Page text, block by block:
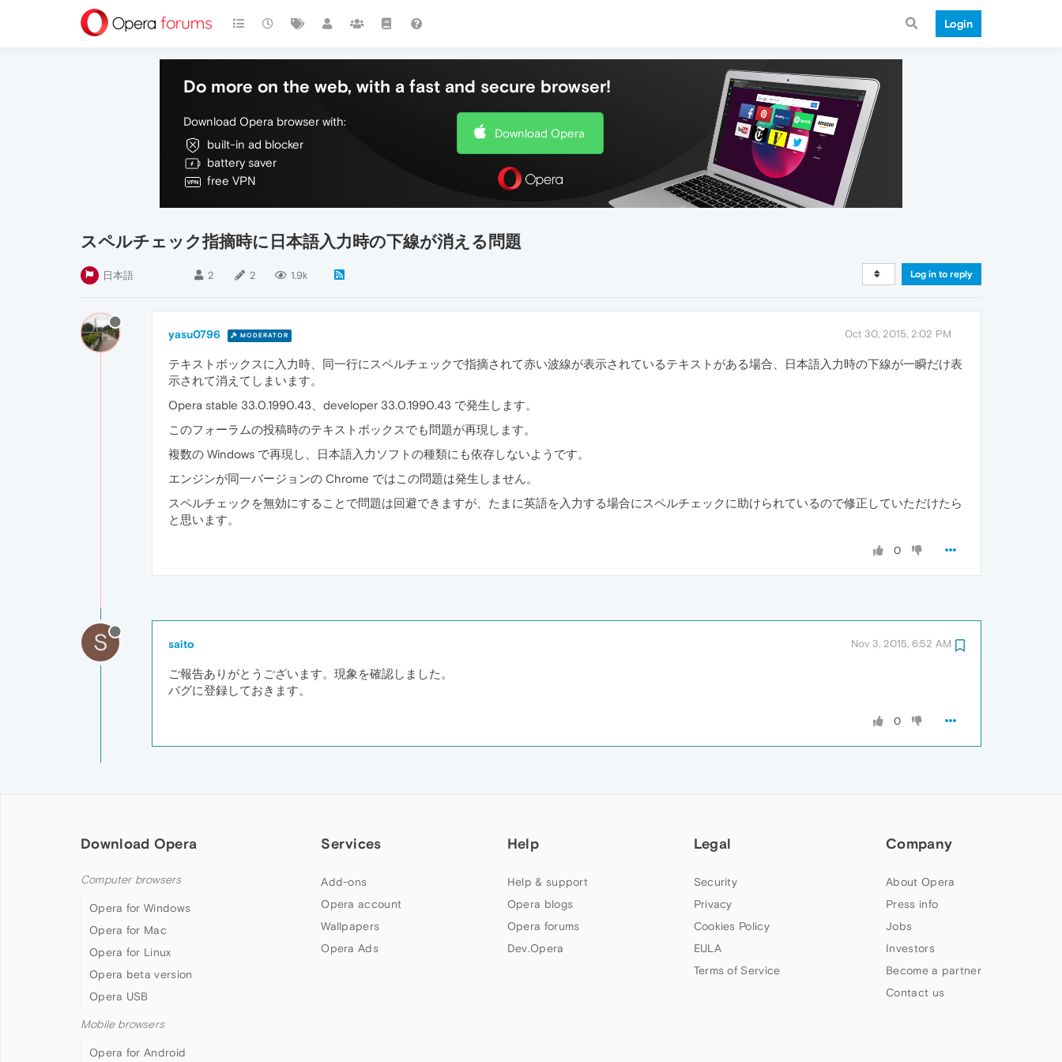
Login
Do more on the web, with a fast and secure browser!
Download Opera browser with:
built-in ad blocker
battery saver
free VPN
Download Opera
スペルチェック指摘時に日本語入力時の下線が消える問題
日本語 2 2 1.9k Log in to reply
yasu0796 MODERATOR Oct 30, 2015, 2:02 PM
テキストボックスに入力時、同一行にスペルチェックで指摘されて赤い波線が表示されているテキストがある場合、日本語入力時の下線が一瞬だけ表
示されて消えてしまいます。
Opera stable 33.0.1990.43、developer 33.0.1990.43 で発生します。
このフォーラムの投稿時のテキストボックスでも問題が再現します。
複数の Windows で再現し、日本語入力ソフトの種類にも依存しないようです。
エンジンが同一バージョンの Chrome ではこの問題は発生しません。
スペルチェックを無効にすることで問題は回避できますが、たまに英語を入力する場合にスペルチェックに助けられているので修正していただけたら
と思います。
0
S saito Nov 3, 2015, 6:52 AM
ご報告ありがとうございます。現象を確認しました。
バグに登録しておきます。
0
Download Opera
Computer browsers
Opera for Windows
Opera for Mac
Opera for Linux
Opera beta version
Opera USB
Mobile browsers
Opera for Android
Services
Add-ons
Opera account
Wallpapers
Opera Ads
Help
Help & support
Opera blogs
Opera forums
Dev.Opera
Legal
Security
Privacy
Cookies Policy
EULA
Terms of Service
Company
About Opera
Press info
Jobs
Investors
Become a partner
Contact us